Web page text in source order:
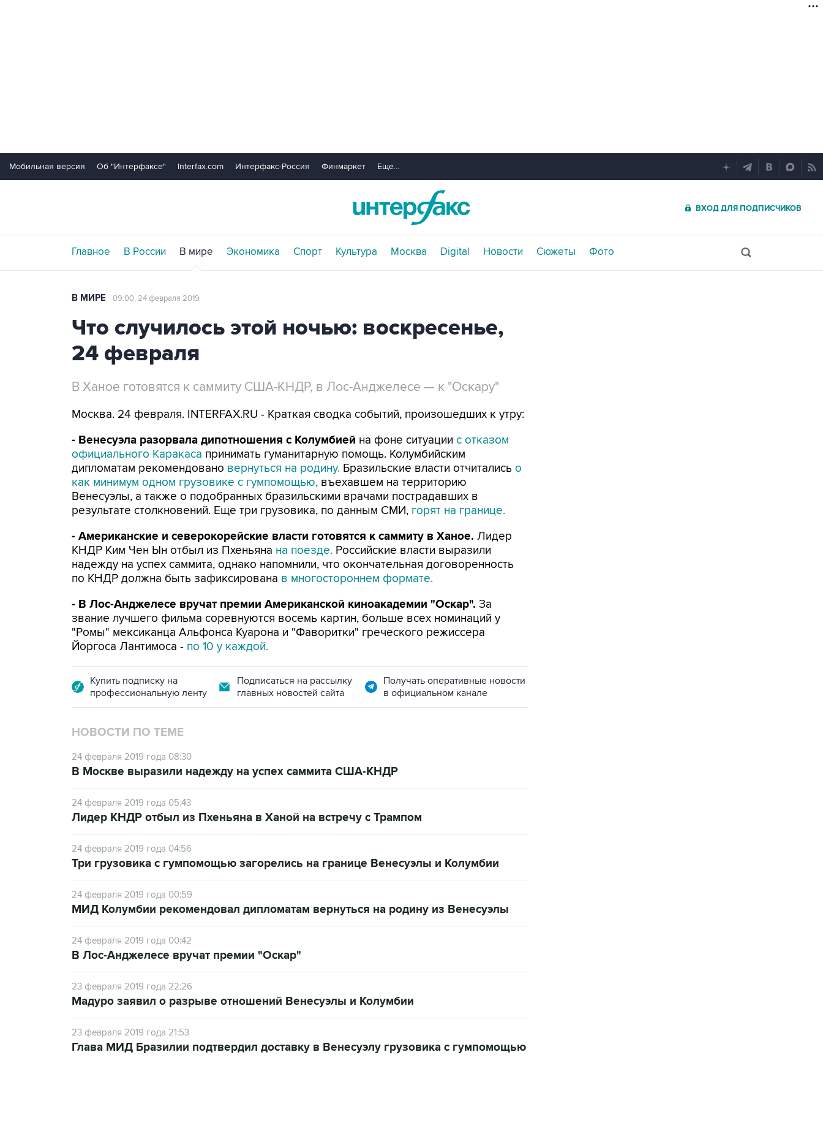
Мобильная версия Об "Интерфаксе" Interfax.com Интерфакс-Россия Финмаркет Еще...
ВХОД ДЛЯ ПОДПИСЧИКОВ
Главное В России В мире Экономика Спорт Культура Москва Digital Новости Сюжеты Фото
В МИРЕ 09:00, 24 февраля 2019
Что случилось этой ночью: воскресенье,
24 февраля
В Ханое готовятся к саммиту США-КНДР, в Лос-Анджелесе — к "Оскару"
Москва. 24 февраля. INTERFAX.RU - Краткая сводка событий, произошедших к утру:
- Венесуэла разорвала дипотношения с Колумбией на фоне ситуации с отказом
официального Каракаса принимать гуманитарную помощь. Колумбийским
дипломатам рекомендовано вернуться на родину. Бразильские власти отчитались о
как минимум одном грузовике с гумпомощью, въехавшем на территорию
Венесуэлы, а также о подобранных бразильскими врачами пострадавших в
результате столкновений. Еще три грузовика, по данным СМИ, горят на границе.
- Американские и северокорейские власти готовятся к саммиту в Ханое. Лидер
КНДР Ким Чен Ын отбыл из Пхеньяна на поезде. Российские власти выразили
надежду на успех саммита, однако напомнили, что окончательная договоренность
по КНДР должна быть зафиксирована в многостороннем формате.
- В Лос-Анджелесе вручат премии Американской киноакадемии "Оскар". За
звание лучшего фильма соревнуются восемь картин, больше всех номинаций у
"Ромы" мексиканца Альфонса Куарона и "Фаворитки" греческого режиссера
Йоргоса Лантимоса - по 10 у каждой.
Купить подписку на
профессиональную ленту
Подписаться на рассылку
главных новостей сайта
Получать оперативные новости
в официальном канале
НОВОСТИ ПО ТЕМЕ
24 февраля 2019 года 08:30
В Москве выразили надежду на успех саммита США-КНДР
24 февраля 2019 года 05:43
Лидер КНДР отбыл из Пхеньяна в Ханой на встречу с Трампом
24 февраля 2019 года 04:56
Три грузовика с гумпомощью загорелись на границе Венесуэлы и Колумбии
24 февраля 2019 года 00:59
МИД Колумбии рекомендовал дипломатам вернуться на родину из Венесуэлы
24 февраля 2019 года 00:42
В Лос-Анджелесе вручат премии "Оскар"
23 февраля 2019 года 22:26
Мадуро заявил о разрыве отношений Венесуэлы и Колумбии
23 февраля 2019 года 21:53
Глава МИД Бразилии подтвердил доставку в Венесуэлу грузовика с гумпомощью